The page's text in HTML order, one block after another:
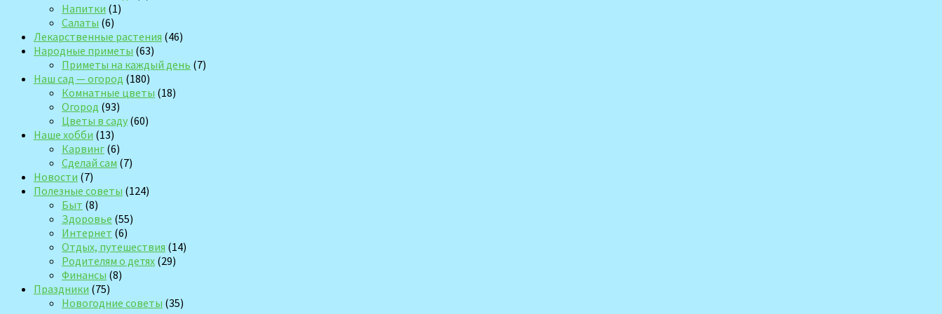
Напитки (1)
Салаты (6)
Лекарственные растения (46)
Народные приметы (63)
Приметы на каждый день (7)
Наш сад — огород (180)
Комнатные цветы (18)
Огород (93)
Цветы в саду (60)
Наше хобби (13)
Карвинг (6)
Сделай сам (7)
Новости (7)
Полезные советы (124)
Быт (8)
Здоровье (55)
Интернет (6)
Отдых, путешествия (14)
Родителям о детях (29)
Финансы (8)
Праздники (75)
Новогодние советы (35)